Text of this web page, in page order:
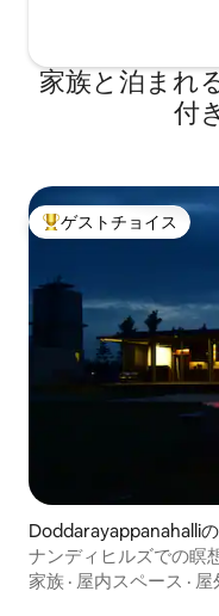
家族と泊まれ
付
大好評のゲストチョイ
ゲストチョイス
Doddarayappanahalli
ナンディヒルズでの瞑
家族 · 屋内スペース · 屋